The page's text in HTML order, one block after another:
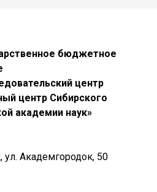
бюджетное
центр
центр Сибирского
академии наук»
ул. Академгородок, 50